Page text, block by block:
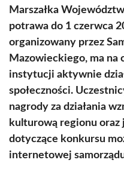
Marszałka
potrawa do 1 czerwca
organizowany przez
Mazowieckiego, ma na
instytucji aktywnie
społeczności.
nagrody za działania
kulturową regionu oraz
dotyczące konkursu
internetowej